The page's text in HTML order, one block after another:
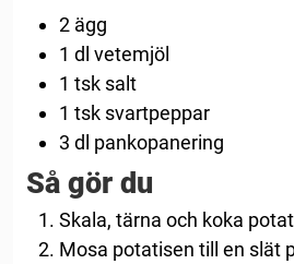
2 ägg
1 dl vetemjöl
1 tsk salt
1 tsk svartpeppar
3 dl pankopanering
Så gör du
Skala, tärna och koka
Mosa potatisen till en slät